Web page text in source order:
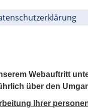
Webauftritt
über den
Ihrer